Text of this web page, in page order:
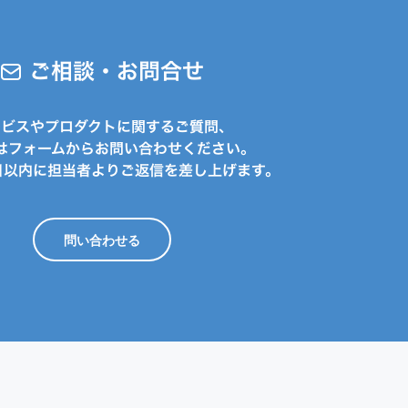
ご相談・お問合せ
スやプロダクトに関するご質問、
フォームからお問い合わせください。
内に担当者よりご返信を差し上げます。
問い合わせる